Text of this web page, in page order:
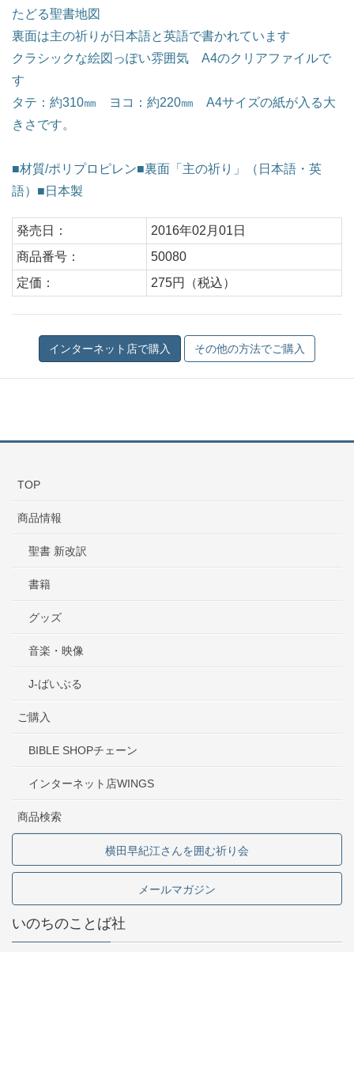
たどる聖書地図
裏面は主の祈りが日本語と英語で書かれています
クラシックな絵図っぽい雰囲気 A4のクリアファイルで
す
タテ：約310㎜ ヨコ：約220㎜ A4サイズの紙が入る大
きさです。
■材質/ポリプロピレン■裏面「主の祈り」（日本語・英
語）■日本製
発売日：
2016年02月01日
商品番号：
50080
定価：
275円（税込）
TOP
商品情報
聖書 新改訳
書籍
グッズ
音楽・映像
J-ばいぶる
ご購入
BIBLE SHOPチェーン
インターネット店WINGS
商品検索
横田早紀江さんを囲む祈り会
メールマガジン
いのちのことば社